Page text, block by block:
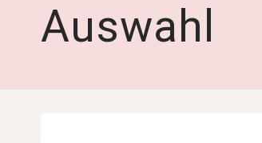
Auswahl